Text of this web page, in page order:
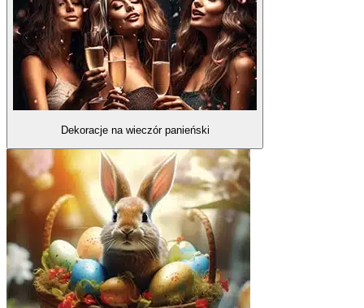
Dekoracje na wieczór panieński